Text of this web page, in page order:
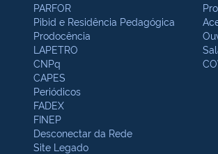
PARFOR
Pibid e Residência Pedagógica
Prodocência
LAPETRO
CNPq
CAPES
Periódicos
FADEX
FINEP
Desconectar da Rede
Site Legado